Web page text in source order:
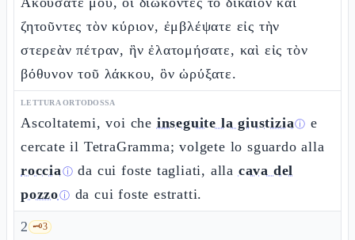
ζητοῦντες τὸν κύριον, ἐμβλέψατε εἰς τὴν
στερεὰν πέτραν, ἣν ἐλατομήσατε, καὶ εἰς τὸν
βόθυνον τοῦ λάκκου, ὃν ὠρύξατε.
LETTURA ORTODOSSA
Ascoltatemi, voi che inseguite la giustiziaⓘ e
cercate il TetraGramma; volgete lo sguardo alla
rocciaⓘ da cui foste tagliati, alla cava del
pozzoⓘ da cui foste estratti.
2 🗝️3